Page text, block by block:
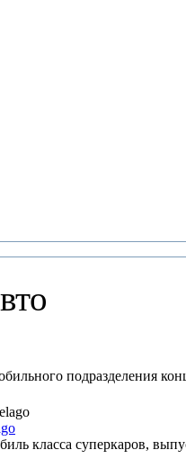
подразделения
класса суперкаров,